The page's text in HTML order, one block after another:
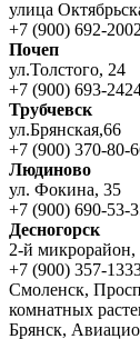
улица
+7 (900) 692-
Почеп
ул.Толстого, 24
+7 (900) 693-
Трубчевск
ул.Брянская,66
+7 (900) 370-80-
Людиново
ул. Фокина, 35
+7 (900) 690-53-
Десногорск
2-й микрорайон,
+7 (900) 357-
Смоленск,
комнатных
Брянск,